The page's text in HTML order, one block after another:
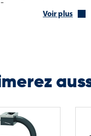
mm
en combinant
dans les espaces
Voir plus